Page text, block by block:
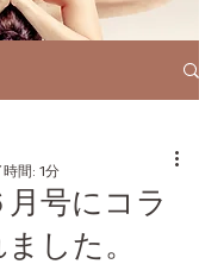
号にコラ
した。
間: 1分